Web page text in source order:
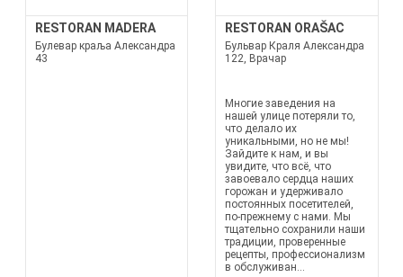
RESTORAN MADERA
Булевар краља Александра
43
RESTORAN ORAŠAC
Бульвар Краля Александра
122, Врачар
Многие заведения на
нашей улице потеряли то,
что делало их
уникальными, но не мы!
Зайдите к нам, и вы
увидите, что всё, что
завоевало сердца наших
горожан и удерживало
постоянных посетителей,
по-прежнему с нами. Мы
тщательно сохранили наши
традиции, проверенные
рецепты, профессионализм
в обслуживан...